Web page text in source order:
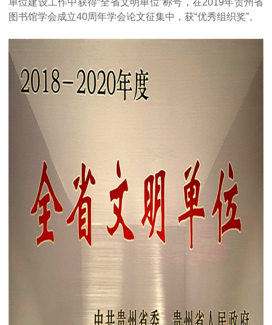
单位建设工作中获得“全省文明单位”称号，在2019年贵州省
图书馆学会成立40周年学会论文征集中，获“优秀组织奖”。